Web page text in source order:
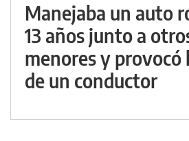
Manejaba un auto
13 años junto a
menores y provocó
de un conductor